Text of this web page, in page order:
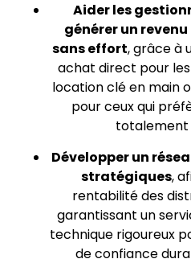
Aider les
générer un
sans effort, grâce à
achat direct pour
location clé en main
pour ceux qui
totalement
Développer un
stratégiques,
rentabilité des
garantissant un
technique rigoureux
de confiance